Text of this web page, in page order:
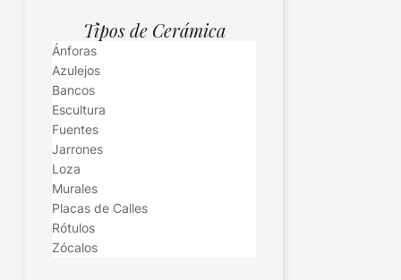
Tipos de Cerámica
Ánforas
Azulejos
Bancos
Escultura
Fuentes
Jarrones
Loza
Murales
Placas de Calles
Rótulos
Zócalos